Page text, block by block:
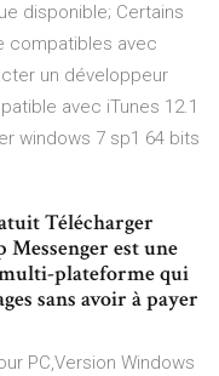
disponible; Certains
compatibles avec
un développeur
avec iTunes 12.1
windows 7 sp1 64 bits
Télécharger
est une
plateforme qui
sans avoir à payer
PC,Version Windows